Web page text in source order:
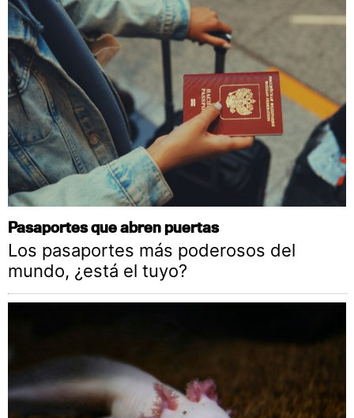
Pasaportes que abren puertas
Los pasaportes más poderosos del
mundo, ¿está el tuyo?